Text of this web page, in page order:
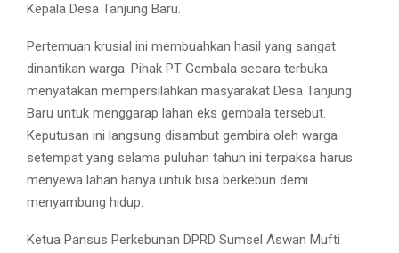
Kepala Desa Tanjung Baru.
​Pertemuan krusial ini membuahkan hasil yang sangat
dinantikan warga. Pihak PT Gembala secara terbuka
menyatakan mempersilahkan masyarakat Desa Tanjung
Baru untuk menggarap lahan eks gembala tersebut.
Keputusan ini langsung disambut gembira oleh warga
setempat yang selama puluhan tahun ini terpaksa harus
menyewa lahan hanya untuk bisa berkebun demi
menyambung hidup.
​Ketua Pansus Perkebunan DPRD Sumsel Aswan Mufti